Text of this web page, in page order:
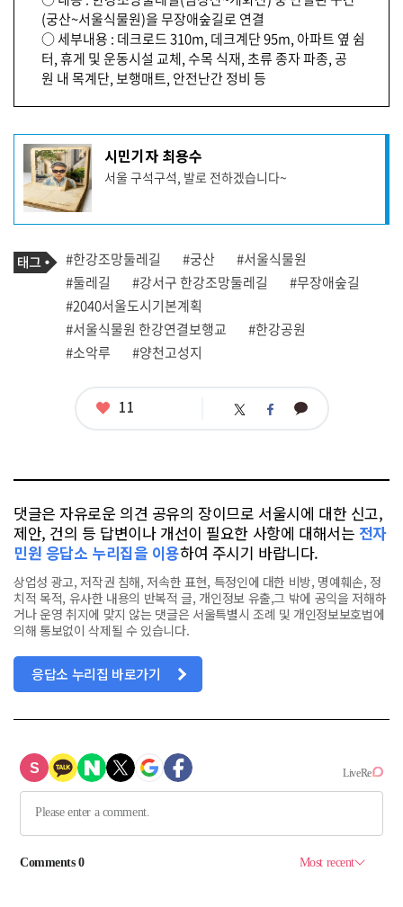
(궁산~서울식물원)을 무장애숲길로 연결
○ 세부내용 : 데크로드 310m, 데크계단 95m, 아파트 옆 쉼
터, 휴게 및 운동시설 교체, 수목 식재, 초류 종자 파종, 공
원 내 목계단, 보행매트, 안전난간 정비 등
기
사
작
성
자
프
필
시민기자 최용수
서울 구석구석, 발로 전하겠습니다~
기
사
관
련
태
그
태
그
#한강조망둘레길 #궁산
#서울식물원
#둘레길
#강서구 한강조망둘레길
#무장애숲길
#2040서울도시기본계획
#서울식물원 한강연결보행교
#한강공원
#소악루
#양천고성지
좋
11 트 페 카
댓글은 자유로운 의견 공유의 장이므로 서울시에 대한 신고,
제안, 건의 등 답변이나 개선이 필요한 사항에 대해서는 전자
민원 응답소 누리집을 이용하여 주시기 바랍니다.
상업성 광고, 저작권 침해, 저속한 표현, 특정인에 대한 비방, 명예훼손, 정
치적 목적, 유사한 내용의 반복적 글, 개인정보 유출,그 밖에 공익을 저해하
거나 운영 취지에 맞지 않는 댓글은 서울특별시 조례 및 개인정보보호법에
의해 통보없이 삭제될 수 있습니다.
응답소 누리집 바로가기